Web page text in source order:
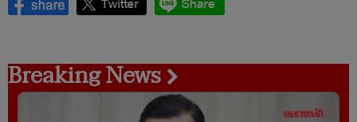
Breaking News